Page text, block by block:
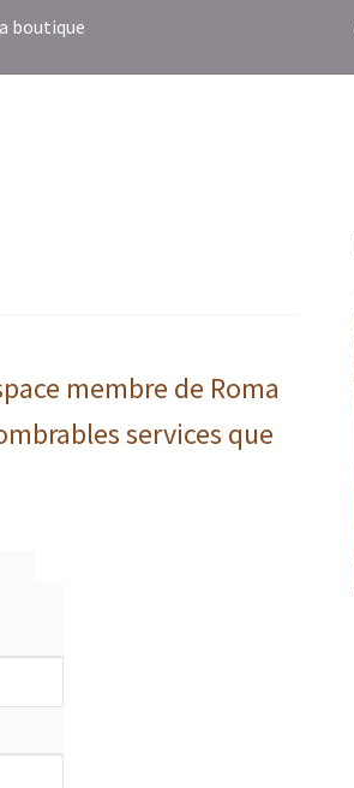
boutique
membre de Roma
services que